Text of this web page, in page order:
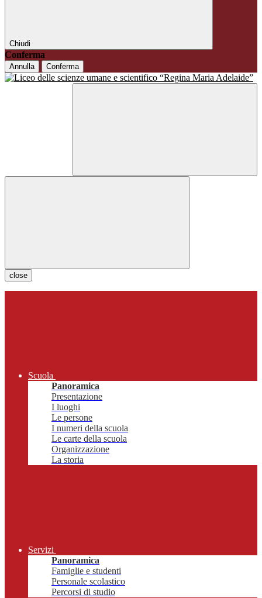
Chiudi
Conferma
Annulla Conferma
close
Scuola
Panoramica
Presentazione
I luoghi
Le persone
I numeri della scuola
Le carte della scuola
Organizzazione
La storia
Servizi
Panoramica
Famiglie e studenti
Personale scolastico
Percorsi di studio